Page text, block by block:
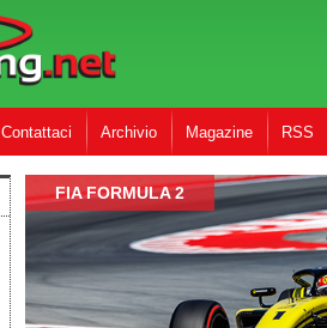
Contattaci Archivio Magazine RSS
FIA FORMULA 2